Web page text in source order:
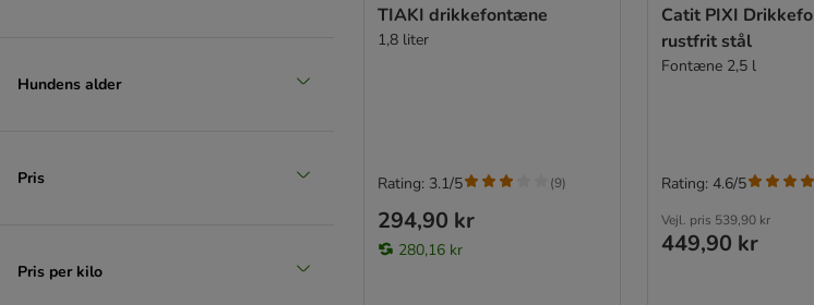
10)
Hundens alder
Pris
Pris per kilo
TIAKI drikkefontæne
1,8 liter
294,90 kr
280,16 kr
Rating: 3.1/5 (9)
Catit PIXI
rustfrit stål
Fontæne 2,5 l
Vejl. pris 539,90 kr
449,90 kr
Rating: 4.6/5